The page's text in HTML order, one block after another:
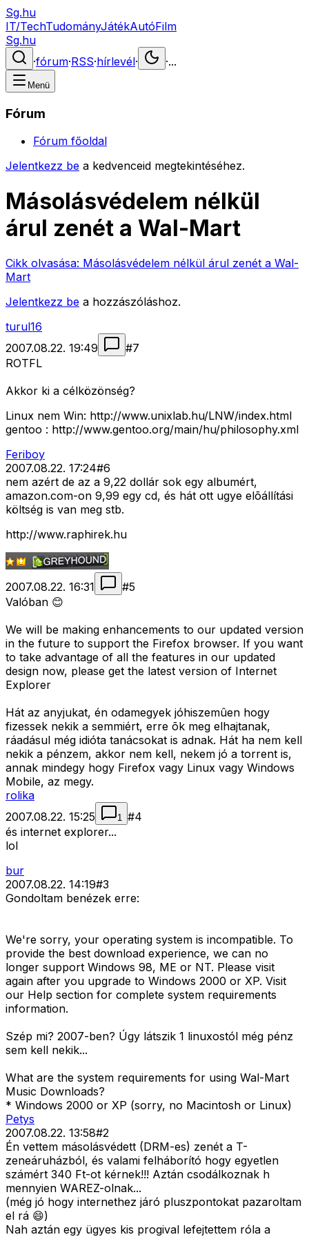
Sg.hu
IT/TechTudományJátékAutóFilm
Sg.hu
·fórum·RSS·hírlevél· ·...
Menü
Fórum
Fórum főoldal
Jelentkezz be a kedvenceid megtekintéséhez.
Másolásvédelem nélkül
árul zenét a Wal-Mart
Cikk olvasása: Másolásvédelem nélkül árul zenét a Wal-
Mart
Jelentkezz be a hozzászóláshoz.
turul16
2007.08.22. 19:49
#7
ROTFL
Akkor ki a célközönség?
Linux nem Win: http://www.unixlab.hu/LNW/index.html
gentoo : http://www.gentoo.org/main/hu/philosophy.xml
Feriboy
2007.08.22. 17:24#6
nem azért de az a 9,22 dollár sok egy albumért,
amazon.com-on 9,99 egy cd, és hát ott ugye elõállítási
költség is van meg stb.
http://www.raphirek.hu
2007.08.22. 16:31 #5
Valóban 😊
We will be making enhancements to our updated version
in the future to support the Firefox browser. If you want
to take advantage of all the features in our updated
design now, please get the latest version of Internet
Explorer
Hát az anyjukat, én odamegyek jóhiszemûen hogy
fizessek nekik a semmiért, erre õk meg elhajtanak,
ráadásul még idióta tanácsokat is adnak. Hát ha nem kell
nekik a pénzem, akkor nem kell, nekem jó a torrent is,
annak mindegy hogy Firefox vagy Linux vagy Windows
Mobile, az megy.
rolika
2007.08.22. 15:25
1 #4
és internet explorer...
lol
bur
2007.08.22. 14:19#3
Gondoltam benézek erre:
We're sorry, your operating system is incompatible. To
provide the best download experience, we can no
longer support Windows 98, ME or NT. Please visit
again after you upgrade to Windows 2000 or XP. Visit
our Help section for complete system requirements
information.
Szép mi? 2007-ben? Úgy látszik 1 linuxostól még pénz
sem kell nekik...
What are the system requirements for using Wal-Mart
Music Downloads?
* Windows 2000 or XP (sorry, no Macintosh or Linux)
Petys
2007.08.22. 13:58#2
Én vettem másolásvédett (DRM-es) zenét a T-
zeneáruházból, és valami felháborító hogy egyetlen
számért 340 Ft-ot kérnek!!! Aztán csodálkoznak h
mennyien WAREZ-olnak...
(még jó hogy internethez járó pluszpontokat pazaroltam
el rá 😄)
Nah aztán egy ügyes kis progival lefejtettem róla a